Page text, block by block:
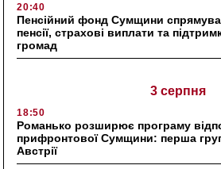
20:40
Пенсійний фонд Сумщини
пенсії, страхові виплати та
громад
3 серпня
18:50
Романько розширює програму
прифронтової Сумщини: перша
Австрії